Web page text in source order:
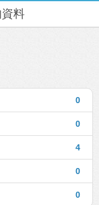
料
0
0
4
0
0